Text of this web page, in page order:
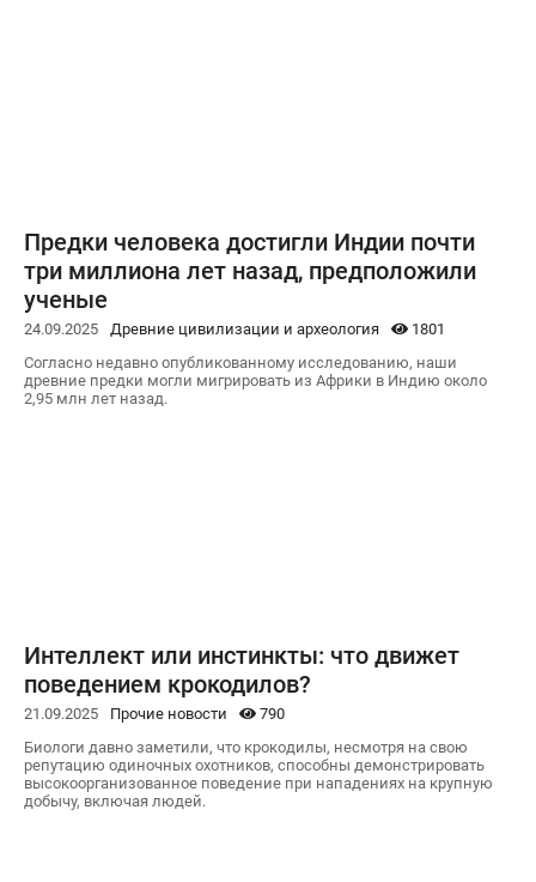
Предки человека достигли Индии почти
три миллиона лет назад, предположили
ученые
24.09.2025 Древние цивилизации и археология
1801
Согласно недавно опубликованному исследованию, наши
древние предки могли мигрировать из Африки в Индию около
2,95 млн лет назад.
Интеллект или инстинкты: что движет
поведением крокодилов?
21.09.2025 Прочие новости
790
Биологи давно заметили, что крокодилы, несмотря на свою
репутацию одиночных охотников, способны демонстрировать
высокоорганизованное поведение при нападениях на крупную
добычу, включая людей.